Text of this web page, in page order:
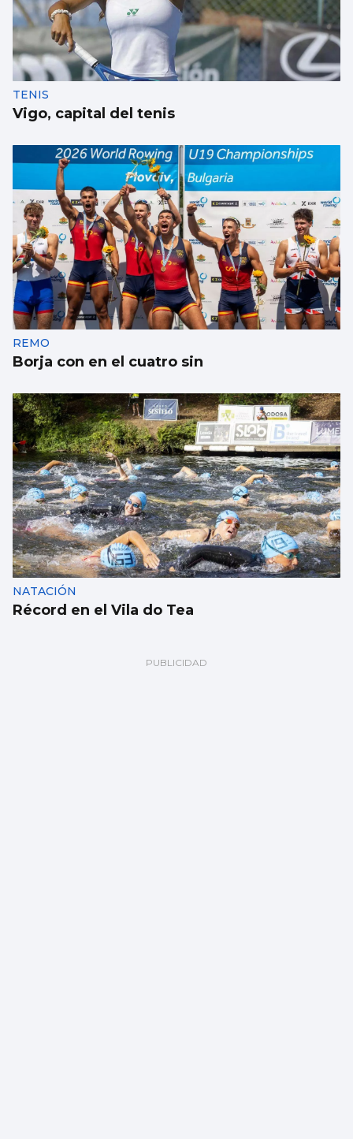
Un turista en Galicia, contagiado con
hantavirus
TENIS
Vigo, capital del tenis
REMO
Borja con en el cuatro sin
NATACIÓN
Récord en el Vila do Tea